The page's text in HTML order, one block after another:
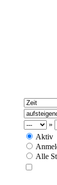
»
Aktiv
Alle